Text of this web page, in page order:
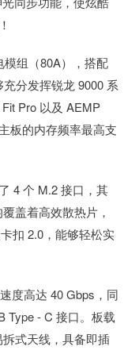
组（80A），搭配
分发挥锐龙 9000 系
Pro 以及 AEMP
板的内存频率最高支
4 个 M.2 接口，其
盖着高效散热片，
扣 2.0，能够轻松实
度高达 40 Gbps，同
Type - C 接口。板载
式天线，具备即插